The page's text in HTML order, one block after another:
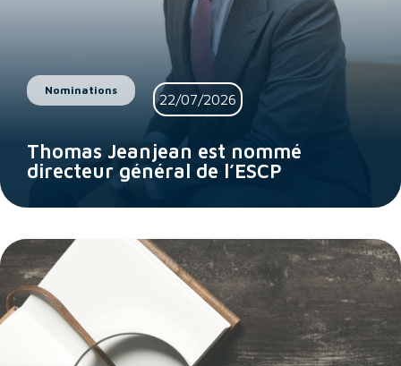
Nominations
22/07/2026
Thomas Jeanjean est nommé
directeur général de l’ESCP